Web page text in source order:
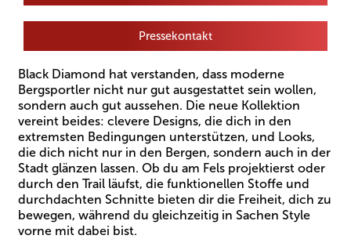
Pressekontakt
Black Diamond hat verstanden, dass moderne
Bergsportler nicht nur gut ausgestattet sein wollen,
sondern auch gut aussehen. Die neue Kollektion
vereint beides: clevere Designs, die dich in den
extremsten Bedingungen unterstützen, und Looks,
die dich nicht nur in den Bergen, sondern auch in der
Stadt glänzen lassen. Ob du am Fels projektierst oder
durch den Trail läufst, die funktionellen Stoffe und
durchdachten Schnitte bieten dir die Freiheit, dich zu
bewegen, während du gleichzeitig in Sachen Style
vorne mit dabei bist.